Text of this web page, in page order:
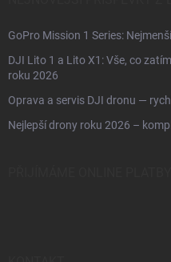
GoPro Mission 1 Series:
DJI Lito 1 a Lito X1: Vše, co
roku 2026
Oprava a servis DJI dronu —
Nejlepší drony roku 2026 –